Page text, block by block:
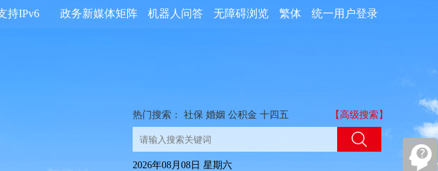
统一用户登录
繁体
无障碍浏览
机器人问答
政务新媒体矩阵
持IPv6
热门搜索： 社保 婚姻 公积金 十四五 【高级搜索】
2026年08月08日 星期六